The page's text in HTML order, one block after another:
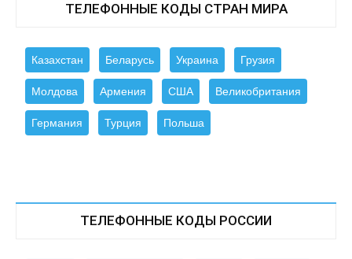
ТЕЛЕФОННЫЕ КОДЫ СТРАН МИРА
Казахстан Беларусь Украина Грузия
Молдова Армения США Великобритания
Германия Турция Польша
ТЕЛЕФОННЫЕ КОДЫ РОССИИ